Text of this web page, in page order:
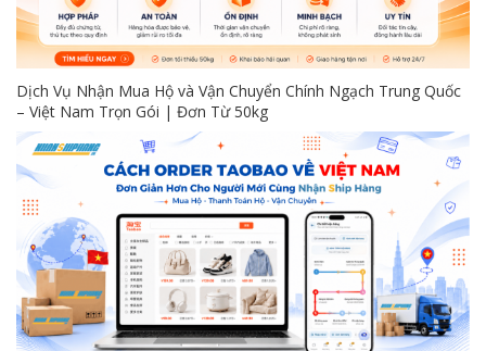
Dịch Vụ Nhận Mua Hộ và Vận Chuyển Chính Ngạch Trung Quốc
– Việt Nam Trọn Gói | Đơn Từ 50kg